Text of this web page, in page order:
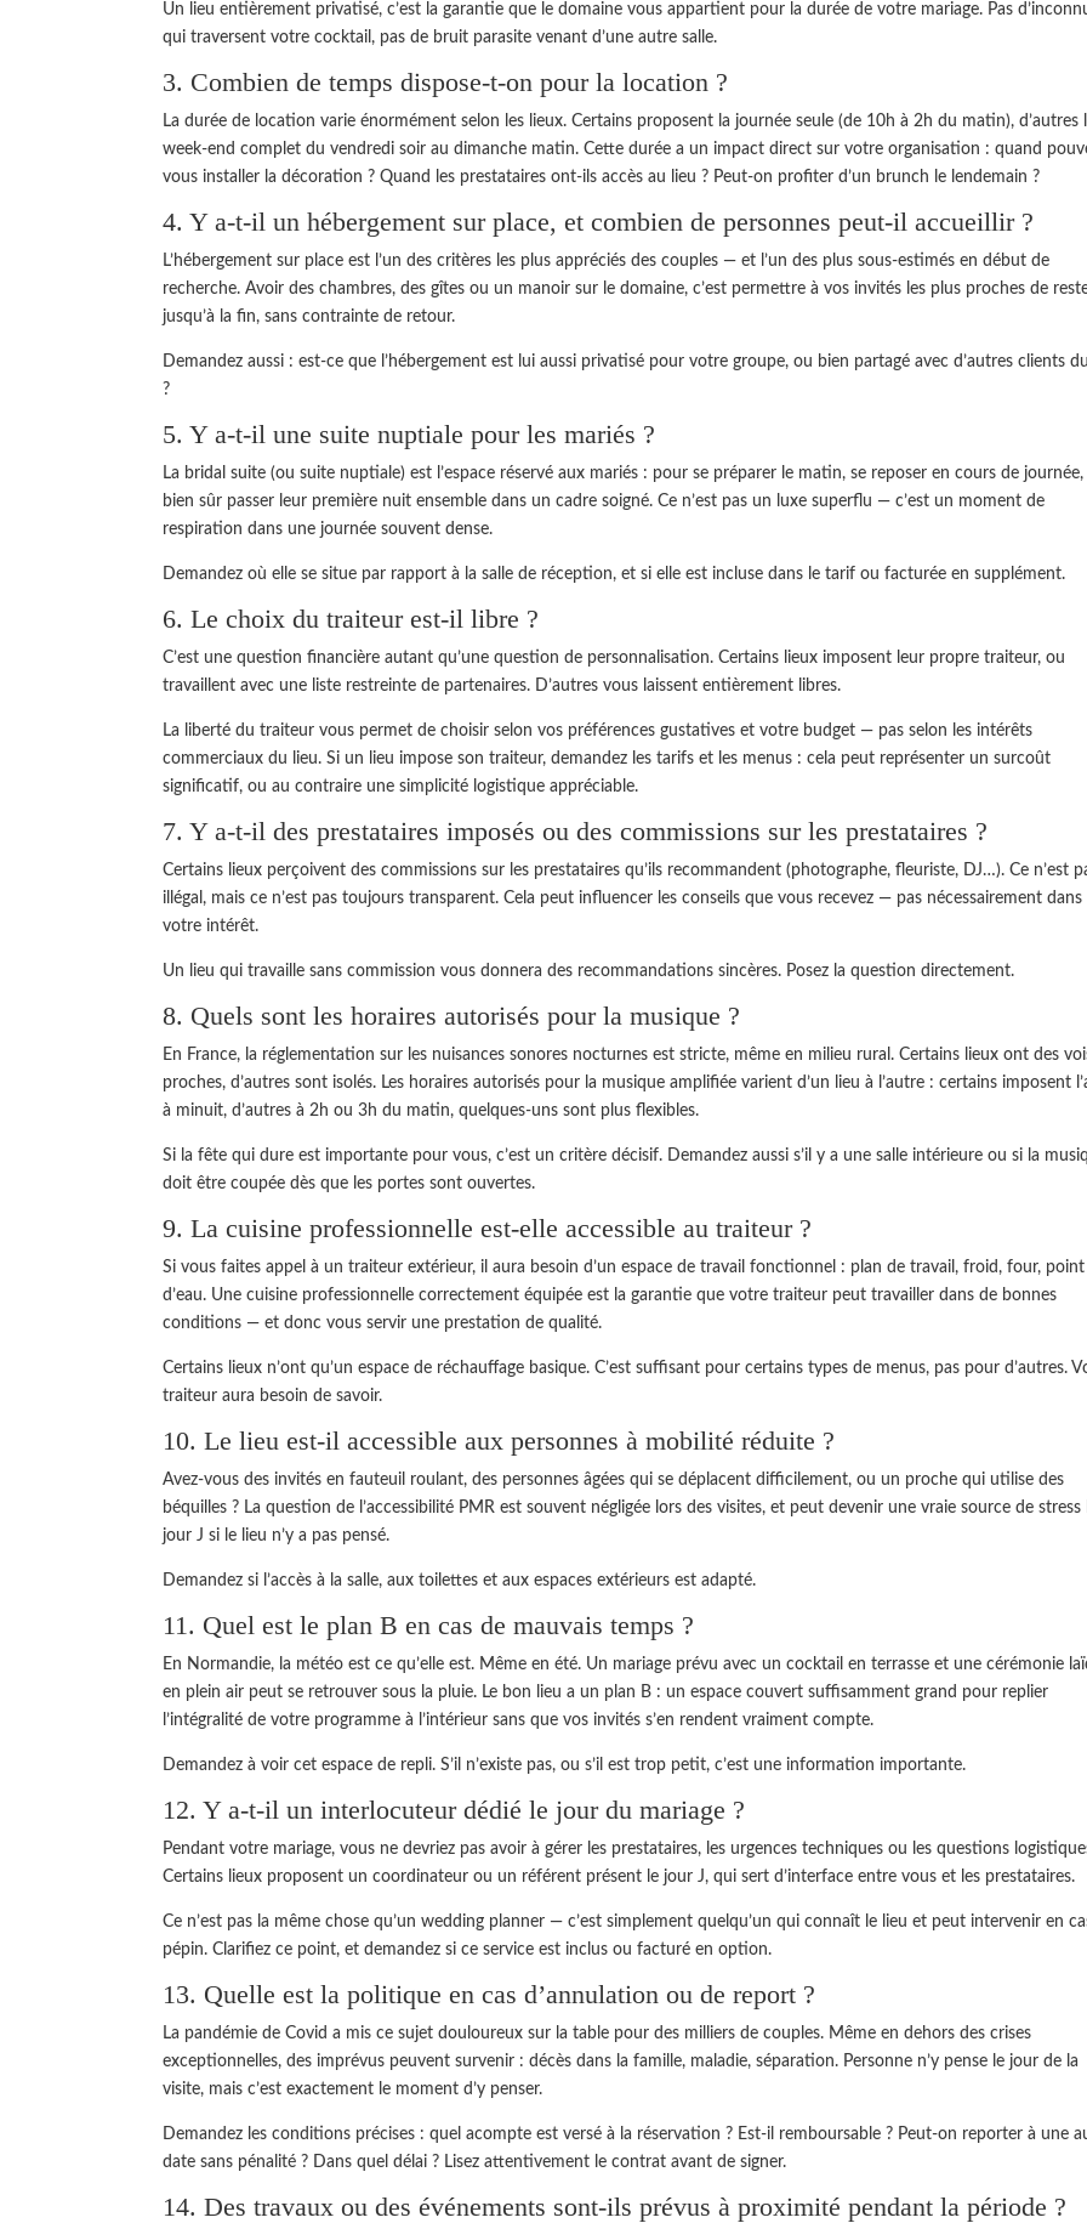
Un lieu entièrement privatisé, c’est la garantie que le domaine vous appartient pour la durée de votre mariage. Pas
qui traversent votre cocktail, pas de bruit parasite venant d’une autre salle.
3. Combien de temps dispose-t-on pour la location ?
La durée de location varie énormément selon les lieux. Certains proposent la journée seule (de 10h à 2h du matin), d’autres
week-end complet du vendredi soir au dimanche matin. Cette durée a un impact direct sur votre organisation : quand
vous installer la décoration ? Quand les prestataires ont-ils accès au lieu ? Peut-on profiter d’un brunch le lendemain ?
4. Y a-t-il un hébergement sur place, et combien de personnes peut-il accueillir ?
L’hébergement sur place est l’un des critères les plus appréciés des couples — et l’un des plus sous-estimés en début de
recherche. Avoir des chambres, des gîtes ou un manoir sur le domaine, c’est permettre à vos invités les plus proches de
jusqu’à la fin, sans contrainte de retour.
Demandez aussi : est-ce que l’hébergement est lui aussi privatisé pour votre groupe, ou bien partagé avec d’autres clients
?
5. Y a-t-il une suite nuptiale pour les mariés ?
La bridal suite (ou suite nuptiale) est l’espace réservé aux mariés : pour se préparer le matin, se reposer en cours de
bien sûr passer leur première nuit ensemble dans un cadre soigné. Ce n’est pas un luxe superflu — c’est un moment de
respiration dans une journée souvent dense.
Demandez où elle se situe par rapport à la salle de réception, et si elle est incluse dans le tarif ou facturée en supplément.
6. Le choix du traiteur est-il libre ?
C’est une question financière autant qu’une question de personnalisation. Certains lieux imposent leur propre traiteur, ou
travaillent avec une liste restreinte de partenaires. D’autres vous laissent entièrement libres.
La liberté du traiteur vous permet de choisir selon vos préférences gustatives et votre budget — pas selon les intérêts
commerciaux du lieu. Si un lieu impose son traiteur, demandez les tarifs et les menus : cela peut représenter un surcoût
significatif, ou au contraire une simplicité logistique appréciable.
7. Y a-t-il des prestataires imposés ou des commissions sur les prestataires ?
Certains lieux perçoivent des commissions sur les prestataires qu’ils recommandent (photographe, fleuriste, DJ…). Ce n’est
illégal, mais ce n’est pas toujours transparent. Cela peut influencer les conseils que vous recevez — pas nécessairement dans
votre intérêt.
Un lieu qui travaille sans commission vous donnera des recommandations sincères. Posez la question directement.
8. Quels sont les horaires autorisés pour la musique ?
En France, la réglementation sur les nuisances sonores nocturnes est stricte, même en milieu rural. Certains lieux ont des
proches, d’autres sont isolés. Les horaires autorisés pour la musique amplifiée varient d’un lieu à l’autre : certains imposent
à minuit, d’autres à 2h ou 3h du matin, quelques-uns sont plus flexibles.
Si la fête qui dure est importante pour vous, c’est un critère décisif. Demandez aussi s’il y a une salle intérieure ou si la
doit être coupée dès que les portes sont ouvertes.
9. La cuisine professionnelle est-elle accessible au traiteur ?
Si vous faites appel à un traiteur extérieur, il aura besoin d’un espace de travail fonctionnel : plan de travail, froid, four, point
d’eau. Une cuisine professionnelle correctement équipée est la garantie que votre traiteur peut travailler dans de bonnes
conditions — et donc vous servir une prestation de qualité.
Certains lieux n’ont qu’un espace de réchauffage basique. C’est suffisant pour certains types de menus, pas pour d’autres.
traiteur aura besoin de savoir.
10. Le lieu est-il accessible aux personnes à mobilité réduite ?
Avez-vous des invités en fauteuil roulant, des personnes âgées qui se déplacent difficilement, ou un proche qui utilise des
béquilles ? La question de l’accessibilité PMR est souvent négligée lors des visites, et peut devenir une vraie source de stress
jour J si le lieu n’y a pas pensé.
Demandez si l’accès à la salle, aux toilettes et aux espaces extérieurs est adapté.
11. Quel est le plan B en cas de mauvais temps ?
En Normandie, la météo est ce qu’elle est. Même en été. Un mariage prévu avec un cocktail en terrasse et une cérémonie
en plein air peut se retrouver sous la pluie. Le bon lieu a un plan B : un espace couvert suffisamment grand pour replier
l’intégralité de votre programme à l’intérieur sans que vos invités s’en rendent vraiment compte.
Demandez à voir cet espace de repli. S’il n’existe pas, ou s’il est trop petit, c’est une information importante.
12. Y a-t-il un interlocuteur dédié le jour du mariage ?
Pendant votre mariage, vous ne devriez pas avoir à gérer les prestataires, les urgences techniques ou les questions
Certains lieux proposent un coordinateur ou un référent présent le jour J, qui sert d’interface entre vous et les prestataires.
Ce n’est pas la même chose qu’un wedding planner — c’est simplement quelqu’un qui connaît le lieu et peut intervenir en
pépin. Clarifiez ce point, et demandez si ce service est inclus ou facturé en option.
13. Quelle est la politique en cas d’annulation ou de report ?
La pandémie de Covid a mis ce sujet douloureux sur la table pour des milliers de couples. Même en dehors des crises
exceptionnelles, des imprévus peuvent survenir : décès dans la famille, maladie, séparation. Personne n’y pense le jour de la
visite, mais c’est exactement le moment d’y penser.
Demandez les conditions précises : quel acompte est versé à la réservation ? Est-il remboursable ? Peut-on reporter à une
date sans pénalité ? Dans quel délai ? Lisez attentivement le contrat avant de signer.
14. Des travaux ou des événements sont-ils prévus à proximité pendant la période ?